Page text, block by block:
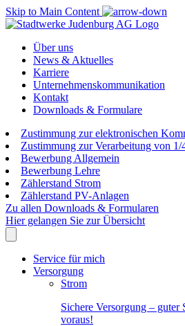
Skip to Main Content
Über uns
News & Aktuelles
Karriere
Unternehmenskommunikation
Kontakt
Downloads & Formulare
Zustimmung zur elektronischen
Zustimmung zur Verarbeitung von 1/
Bewerbung Allgemein
Bewerbung Lehre
Zählerstand Strom
Zählerstand PV-Anlagen
Zu allen Downloads & Formularen
Hier gelangen Sie zur Übersicht
Service für mich
Versorgung
Strom
Sichere Versorgung –
voraus!